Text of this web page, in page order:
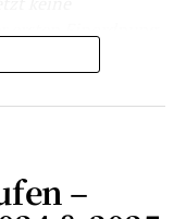
oder US-Aktien
Währung und
und langfristiger
werden.
grundsätzlich
–